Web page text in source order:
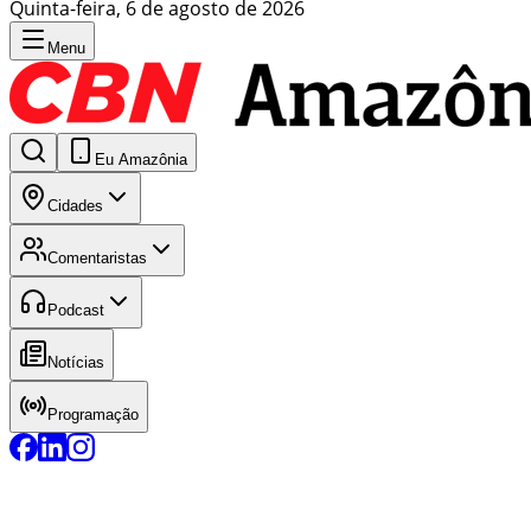
Quinta-feira, 6 de agosto de 2026
Menu
Eu Amazônia
Cidades
Comentaristas
Podcast
Notícias
Programação